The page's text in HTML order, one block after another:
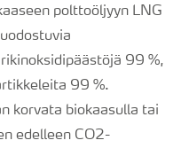
polttoöljyyn LNG
99 %,
99 %.
korvata biokaasulla tai
edelleen CO2-